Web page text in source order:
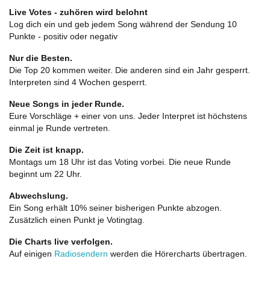
Live Votes - zuhören wird belohnt
Log dich ein und geb jedem Song während der Sendung 10
Punkte - positiv oder negativ
Nur die Besten.
Die Top 20 kommen weiter. Die anderen sind ein Jahr gesperrt.
Interpreten sind 4 Wochen gesperrt.
Neue Songs in jeder Runde.
Eure Vorschläge + einer von uns. Jeder Interpret ist höchstens
einmal je Runde vertreten.
Die Zeit ist knapp.
Montags um 18 Uhr ist das Voting vorbei. Die neue Runde
beginnt um 22 Uhr.
Abwechslung.
Ein Song erhält 10% seiner bisherigen Punkte abzogen.
Zusätzlich einen Punkt je Votingtag.
Die Charts live verfolgen.
Auf einigen Radiosendern werden die Hörercharts übertragen.